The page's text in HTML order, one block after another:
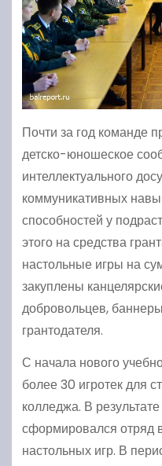
Почти за год команде
детско-юношеское
интеллектуального
коммуникативных
способностей у
этого на средства
настольные игры на
закуплены
добровольцев,
грантодателя.
С начала нового
более 30 игротек для
колледжа. В
сформировался отряд
настольных игр. В